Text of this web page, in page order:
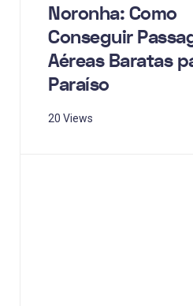
Noronha: Como
Conseguir
Aéreas Baratas
Paraíso
20 Views